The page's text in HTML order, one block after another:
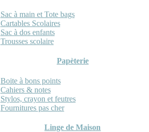
Sac à main et Tote bags
Cartables Scolaires
Sac à dos enfants
Trousses scolaire
Papèterie
Boite à bons points
Cahiers & notes
Stylos, crayon et feutres
Fournitures pas cher
Linge de Maison